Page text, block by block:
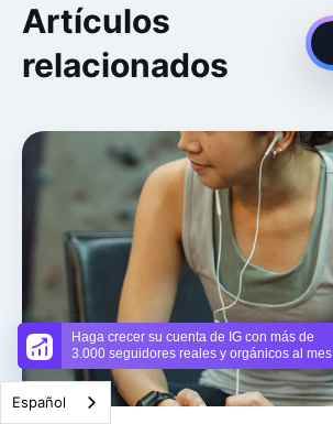
Haga crecer su cuenta de IG con más de
3.000 seguidores reales y orgánicos al mes
Artículos
relacionados
Español